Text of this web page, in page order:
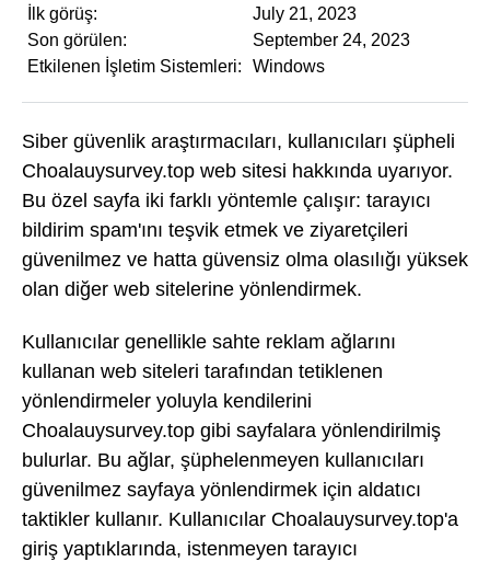
İlk görüş:
July 21, 2023
Son görülen:
September 24, 2023
Etkilenen İşletim Sistemleri:
Windows
Siber güvenlik araştırmacıları, kullanıcıları şüpheli
Choalauysurvey.top web sitesi hakkında uyarıyor.
Bu özel sayfa iki farklı yöntemle çalışır: tarayıcı
bildirim spam'ını teşvik etmek ve ziyaretçileri
güvenilmez ve hatta güvensiz olma olasılığı yüksek
olan diğer web sitelerine yönlendirmek.
Kullanıcılar genellikle sahte reklam ağlarını
kullanan web siteleri tarafından tetiklenen
yönlendirmeler yoluyla kendilerini
Choalauysurvey.top gibi sayfalara yönlendirilmiş
bulurlar. Bu ağlar, şüphelenmeyen kullanıcıları
güvenilmez sayfaya yönlendirmek için aldatıcı
taktikler kullanır. Kullanıcılar Choalauysurvey.top'a
giriş yaptıklarında, istenmeyen tarayıcı